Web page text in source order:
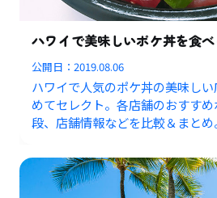
ハワイで美味しいポケ丼を食
公開日：2019.08.06
ハワイで人気のポケ丼の美味し
めてセレクト。各店舗のおすす
段、店舗情報などを比較＆まとめ